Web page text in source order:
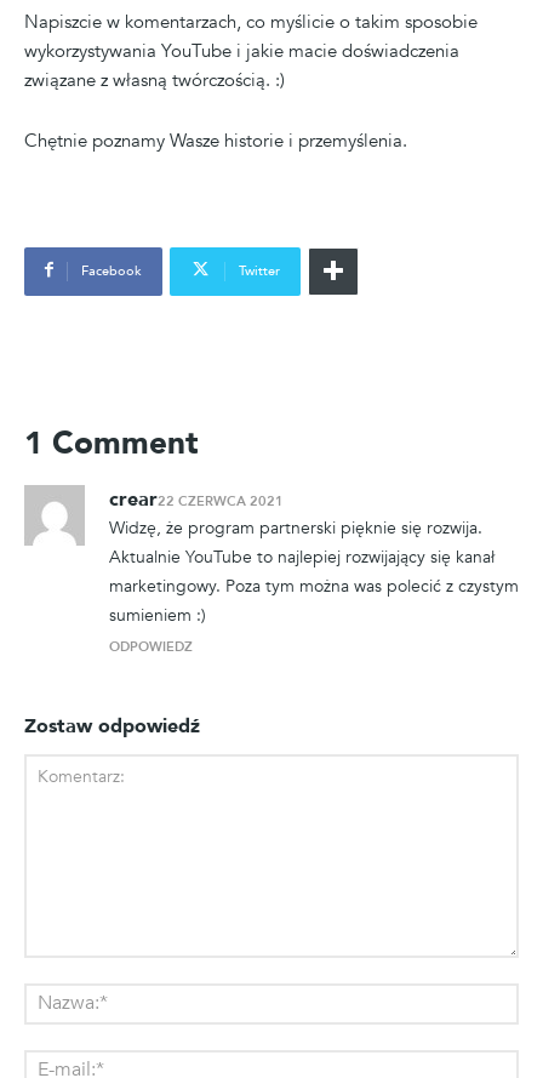
Napiszcie w komentarzach, co myślicie o takim sposobie
wykorzystywania YouTube i jakie macie doświadczenia
związane z własną twórczością. :)
Chętnie poznamy Wasze historie i przemyślenia.
Facebook Twitter
1 Comment
crear22 CZERWCA 2021
Widzę, że program partnerski pięknie się rozwija.
Aktualnie YouTube to najlepiej rozwijający się kanał
marketingowy. Poza tym można was polecić z czystym
sumieniem :)
ODPOWIEDZ
Zostaw odpowiedź